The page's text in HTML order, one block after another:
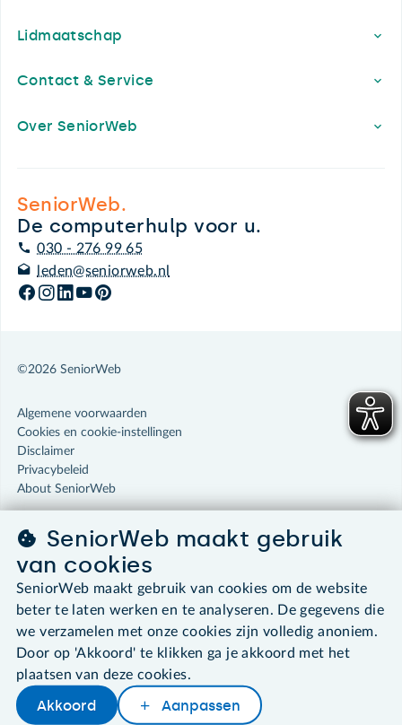
Later lezenDelen
Lidmaatschap
Contact & Service
Over SeniorWeb
SeniorWeb.
De computerhulp voor u.
030 - 276 99 65
leden@seniorweb.nl
©2026 SeniorWeb
Algemene voorwaarden
Cookies en cookie-instellingen
Disclaimer
Privacybeleid
About SeniorWeb
SeniorWeb maakt gebruik
van cookies
SeniorWeb maakt gebruik van cookies om de website
beter te laten werken en te analyseren. De gegevens die
we verzamelen met onze cookies zijn volledig anoniem.
Door op 'Akkoord' te klikken ga je akkoord met het
plaatsen van deze cookies.
Akkoord Aanpassen